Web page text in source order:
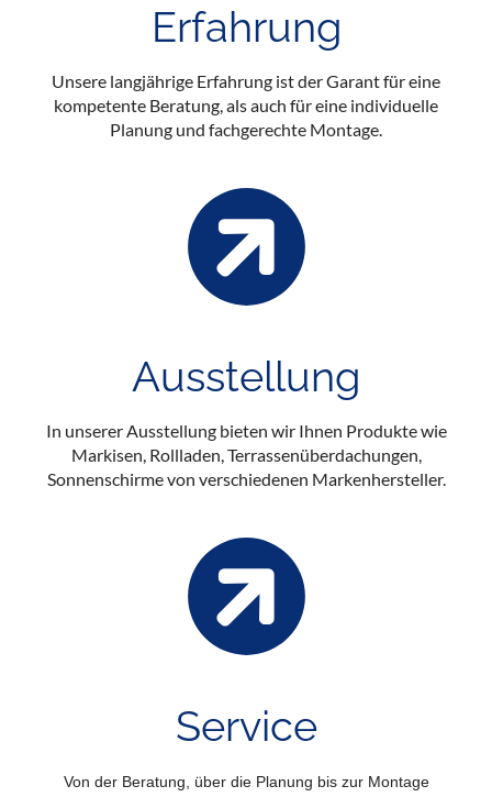
Erfahrung
Unsere langjährige Erfahrung ist der Garant für eine
kompetente Beratung, als auch für eine individuelle
Planung und fachgerechte Montage.
Ausstellung
In unserer Ausstellung bieten wir Ihnen Produkte wie
Markisen, Rollladen, Terrassenüberdachungen,
Sonnenschirme von verschiedenen Markenhersteller.
Service
Von der Beratung, über die Planung bis zur Montage